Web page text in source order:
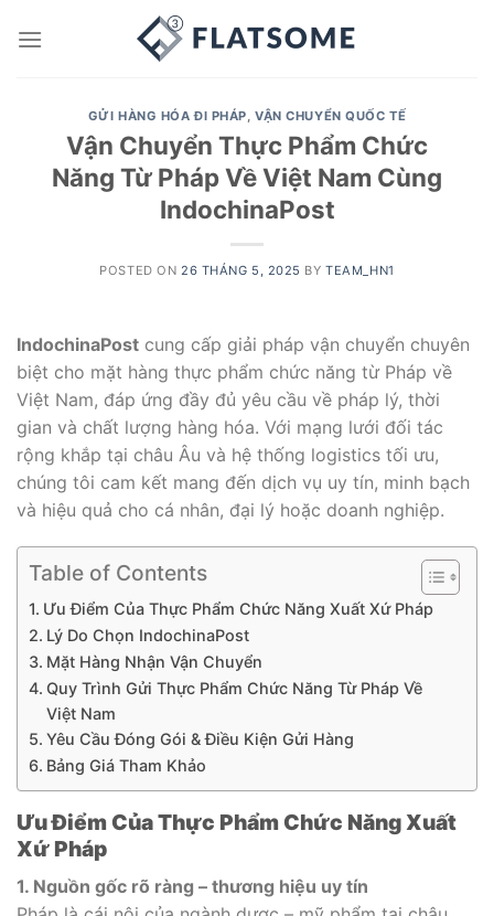
GỬI HÀNG HÓA ĐI PHÁP,VẬN CHUYỂN QUỐC TẾ
Vận Chuyển Thực Phẩm Chức
Năng Từ Pháp Về Việt Nam Cùng
IndochinaPost
POSTED ON 26 THÁNG 5, 2025 BYTEAM_HN1
IndochinaPost cung cấp giải pháp vận chuyển chuyên
biệt cho mặt hàng thực phẩm chức năng từ Pháp về
Việt Nam, đáp ứng đầy đủ yêu cầu về pháp lý, thời
gian và chất lượng hàng hóa. Với mạng lưới đối tác
rộng khắp tại châu Âu và hệ thống logistics tối ưu,
chúng tôi cam kết mang đến dịch vụ uy tín, minh bạch
và hiệu quả cho cá nhân, đại lý hoặc doanh nghiệp.
Table of Contents
Ưu Điểm Của Thực Phẩm Chức Năng Xuất Xứ Pháp
Lý Do Chọn IndochinaPost
Mặt Hàng Nhận Vận Chuyển
Quy Trình Gửi Thực Phẩm Chức Năng Từ Pháp Về
Việt Nam
Yêu Cầu Đóng Gói & Điều Kiện Gửi Hàng
Bảng Giá Tham Khảo
Ưu Điểm Của Thực Phẩm Chức Năng Xuất
Xứ Pháp
1. Nguồn gốc rõ ràng – thương hiệu uy tín